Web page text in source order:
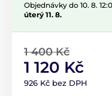
Objednávky do 10. 8.
úterý 11. 8.
1 400 Kč
1 120 Kč
926 Kč bez DPH